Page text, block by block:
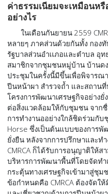
ค่าธรรมเนียมจะเหมือนห
อย่างไร
ในเดือนกันยายน 2559
หลายๆ ภาคส่วนด้วยกันทั้ง กอง
รัฐบาลส่วนอำเเภอและตำบล อุ
สมาชิกจากชุมชนหมู่บ้าน บ้านด
ประชุมในครั้งนี้มีขึ้นเพื่อพิจารณ
ปีนหน้าผา สำรวจถ้ำ และสถาน
โครงการพัฒนาเศรษฐกิจอย่าง
ต่อสิ่งแวดล้อมให้กับชุมชน จากชื่
การทำงานออย่างใกล้ชิดร่วมกั
Horse ซึ่งเป็นต้นแบบของการ
ยั่งยืน หลังจากการปรึกษาและท
CMRCA ก็ได้รับการอนุญาติให้
บริหารการพัฒนาพื้นที่โดยจัดทำ
กระตุ้นทางเศรษฐกิจเข้ามาสู่ชุ
ข้อกำหนดคือ CMRCA ต้องจัด